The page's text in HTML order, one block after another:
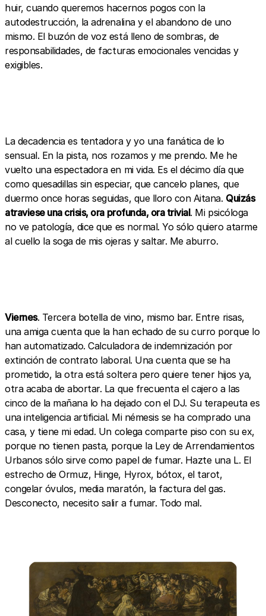
huir, cuando queremos hacernos pogos con la
autodestrucción, la adrenalina y el abandono de uno
mismo. El buzón de voz está lleno de sombras, de
responsabilidades, de facturas emocionales vencidas y
exigibles.
La decadencia es tentadora y yo una fanática de lo
sensual. En la pista, nos rozamos y me prendo. Me he
vuelto una espectadora en mi vida. Es el décimo día que
como quesadillas sin especiar, que cancelo planes, que
duermo once horas seguidas, que lloro con Aitana. Quizás
atraviese una crisis, ora profunda, ora trivial. Mi psicóloga
no ve patología, dice que es normal. Yo sólo quiero atarme
al cuello la soga de mis ojeras y saltar. Me aburro.
Viernes. Tercera botella de vino, mismo bar. Entre risas,
una amiga cuenta que la han echado de su curro porque lo
han automatizado. Calculadora de indemnización por
extinción de contrato laboral. Una cuenta que se ha
prometido, la otra está soltera pero quiere tener hijos ya,
otra acaba de abortar. La que frecuenta el cajero a las
cinco de la mañana lo ha dejado con el DJ. Su terapeuta es
una inteligencia artificial. Mi némesis se ha comprado una
casa, y tiene mi edad. Un colega comparte piso con su ex,
porque no tienen pasta, porque la Ley de Arrendamientos
Urbanos sólo sirve como papel de fumar. Hazte una L. El
estrecho de Ormuz, Hinge, Hyrox, bótox, el tarot,
congelar óvulos, media maratón, la factura del gas.
Desconecto, necesito salir a fumar. Todo mal.